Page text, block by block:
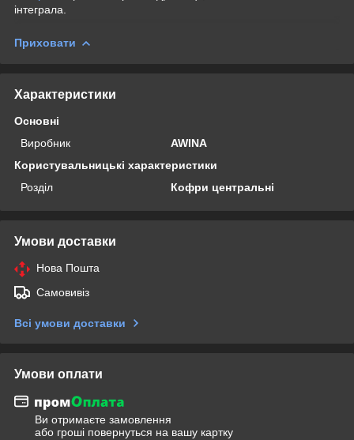
інтеграла.
Приховати
Характеристики
Основні
Виробник
AWINA
Користувальницькі характеристики
Розділ
Кофри центральні
Умови доставки
Нова Пошта
Самовивіз
Всі умови доставки
Умови оплати
Ви отримаєте замовлення
або гроші повернуться на вашу картку